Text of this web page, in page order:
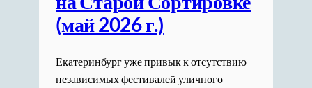
(май 2026 г.)
Екатеринбург уже привык к отсутствию
независимых фестивалей уличного